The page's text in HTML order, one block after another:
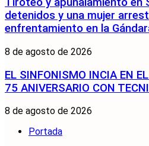
detenidos y una mujer
enfrentamiento en la
8 de agosto de 2026
EL SINFONISMO INCIA EN
75 ANIVERSARIO CON
8 de agosto de 2026
Portada